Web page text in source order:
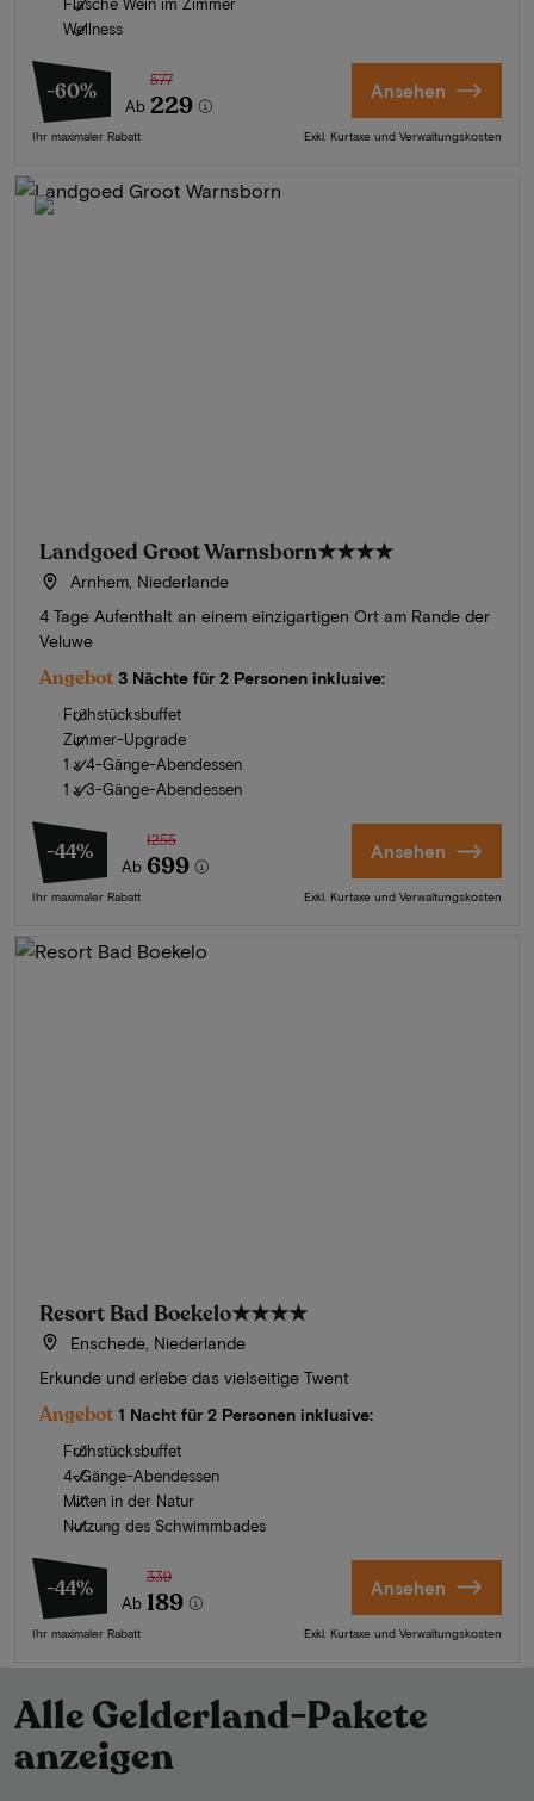
Wellness
-60%
Ab
577
229
Ihr maximaler Rabatt
Ansehen
Exkl. Kurtaxe und Verwaltungskosten
Landgoed Groot Warnsborn★★★★
Arnhem, Niederlande
4 Tage Aufenthalt an einem einzigartigen Ort am Rande der
Veluwe
Angebot 3 Nächte für 2 Personen inklusive:
Frühstücksbuffet
Zimmer-Upgrade
1 x 4-Gänge-Abendessen
1 x 3-Gänge-Abendessen
-44%
Ab
1255
699
Ihr maximaler Rabatt
Ansehen
Exkl. Kurtaxe und Verwaltungskosten
Resort Bad Boekelo★★★★
Enschede, Niederlande
Erkunde und erlebe das vielseitige Twent
Angebot 1 Nacht für 2 Personen inklusive:
Frühstücksbuffet
4-Gänge-Abendessen
Mitten in der Natur
Nutzung des Schwimmbades
-44%
Ab
339
189
Ihr maximaler Rabatt
Ansehen
Exkl. Kurtaxe und Verwaltungskosten
Alle Gelderland-Pakete
anzeigen